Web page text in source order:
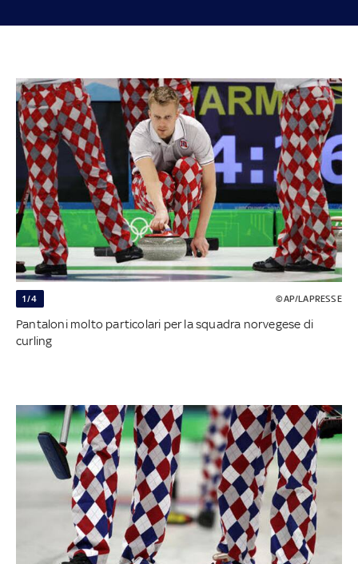
1/4 ©AP/LAPRESSE
Pantaloni molto particolari per la squadra norvegese di
curling